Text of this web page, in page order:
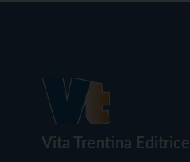
Vita Trentina Editrice